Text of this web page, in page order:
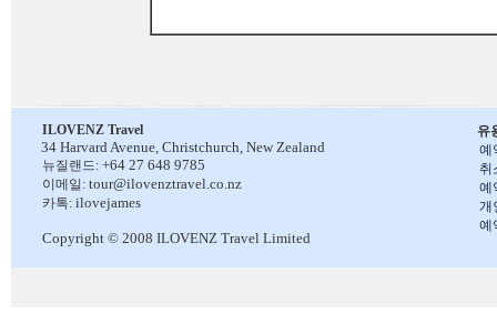
유
예
취
예
개
예
ILOVENZ Travel
34 Harvard Avenue, Christchurch, New Zealand
뉴질랜드: +64 27 648 9785
이메일: tour@ilovenztravel.co.nz
카톡: ilovejames
Copyright © 2008 ILOVENZ Travel Limited